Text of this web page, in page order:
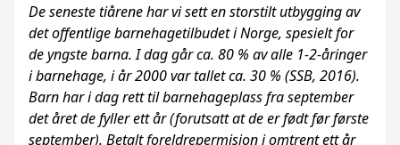
De seneste tiårene har vi sett en storstilt utbygging av
det offentlige barnehagetilbudet i Norge, spesielt for
de yngste barna. I dag går ca. 80 % av alle 1-2-åringer
i barnehage, i år 2000 var tallet ca. 30 % (SSB, 2016).
Barn har i dag rett til barnehageplass fra september
det året de fyller ett år (forutsatt at de er født før første
september). Betalt foreldrepermisjon i omtrent ett år